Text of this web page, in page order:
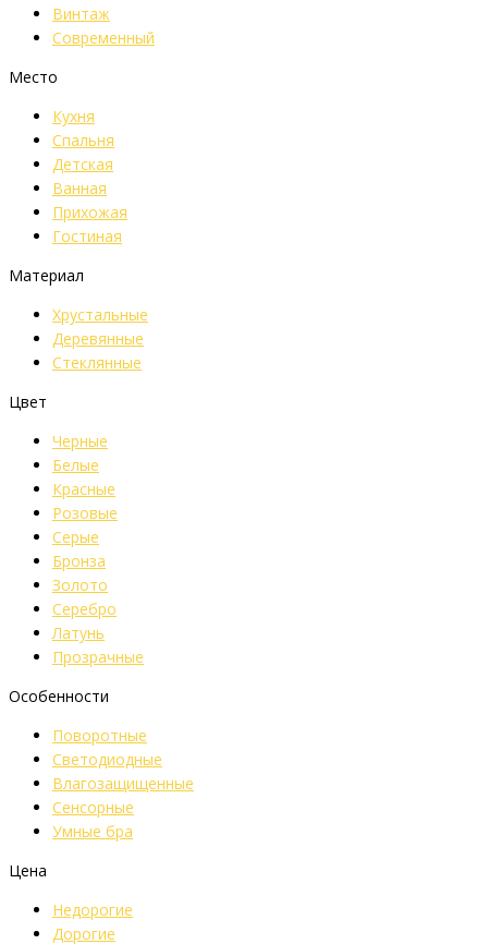
Винтаж
Современный
Место
Кухня
Спальня
Детская
Ванная
Прихожая
Гостиная
Материал
Хрустальные
Деревянные
Стеклянные
Цвет
Черные
Белые
Красные
Розовые
Серые
Бронза
Золото
Серебро
Латунь
Прозрачные
Особенности
Поворотные
Светодиодные
Влагозащищенные
Сенсорные
Умные бра
Цена
Недорогие
Дорогие